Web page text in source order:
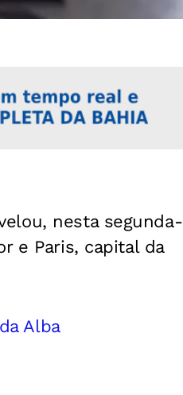
nesta segunda-
e Paris, capital da
Alba